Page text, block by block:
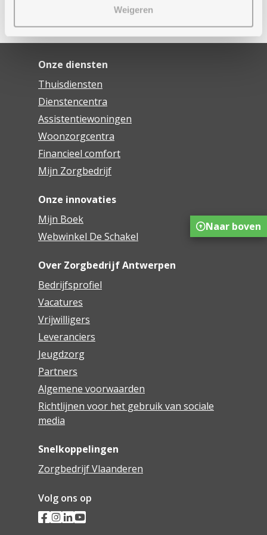
Weigeren
Onze diensten
Thuisdiensten
Dienstencentra
Assistentiewoningen
Woonzorgcentra
Financieel comfort
Mijn Zorgbedrijf
Onze innovaties
Mijn Boek
Webwinkel De Schakel
Over Zorgbedrijf Antwerpen
Bedrijfsprofiel
Vacatures
Vrijwilligers
Leveranciers
Jeugdzorg
Partners
Algemene voorwaarden
Richtlijnen voor het gebruik van sociale
media
Snelkoppelingen
Zorgbedrijf Vlaanderen
Volg ons op
Naar boven